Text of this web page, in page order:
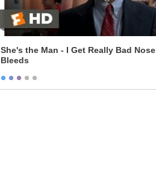
She's the Man - I Get Really Bad Nose
Bleeds